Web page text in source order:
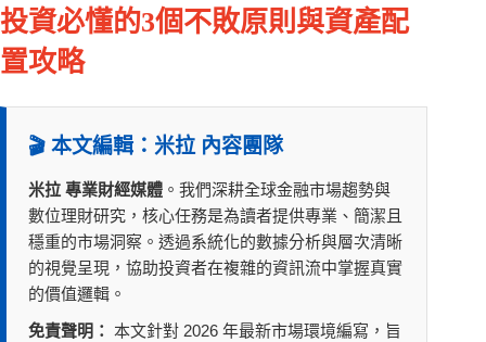
投資必懂的3個不敗原則與資產配
置攻略
🎬 本文編輯：米拉 內容團隊
米拉 專業財經媒體 。我們深耕全球金融市場趨勢與
數位理財研究，核心任務是為讀者提供專業、簡潔且
穩重的市場洞察。透過系統化的數據分析與層次清晰
的視覺呈現，協助投資者在複雜的資訊流中掌握真實
的價值邏輯。
免責聲明： 本文針對 2026 年最新市場環境編寫，旨